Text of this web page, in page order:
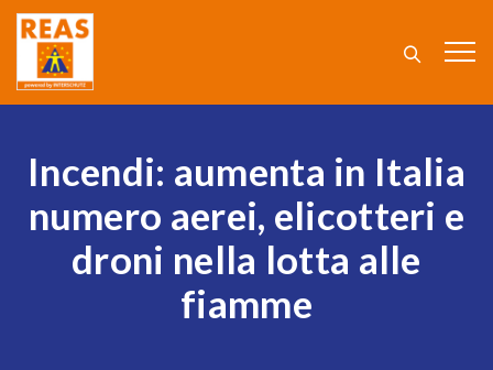
Incendi: aumenta in Italia
numero aerei, elicotteri e
droni nella lotta alle
fiamme